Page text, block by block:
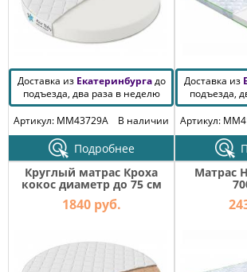
Доставка из Екатеринбургадо
подъезда, два раза в неделю
Артикул: MM43729A
В наличии
Подробнее
Доставка из
подъезда,
Артикул:
Круглый матрас Кроха
кокос диаметр до 75 см
1840 руб.
Матрас
МАТРАСЫ
МЕБЕЛЬ
ДЛЯ
ВАННОЙ
МЕБЕЛЬ-
ТРАНСФОРМЕР
РАЗНАЯ
ЖУРНАЛЬНЫЕ
СТОЛЫ